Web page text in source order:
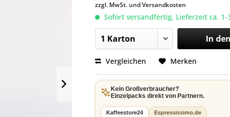
zzgl. MwSt. undVersandkosten
Sofort versandfertig, Lieferzeit ca. 1-
In den
Vergleichen Merken
Kein Großverbraucher?
Einzelpacks direkt von Partnern.
Kaffeestore24 Espressissimo.de